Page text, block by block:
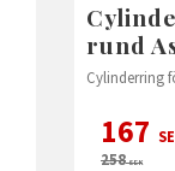
rund
Cylinderring
167
258SEK